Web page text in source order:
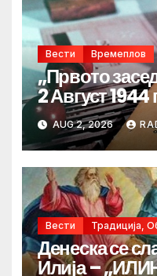
Вести Времеплов
„Првото
2 Август 1944
AUG 2, 2026
Вести Традиција,
Денеска се
Илија –